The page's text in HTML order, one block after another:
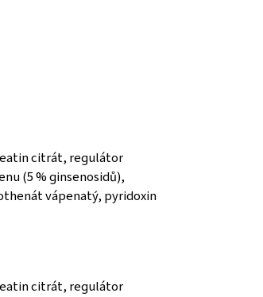
citrát, regulátor
(5 % ginsenosidů),
vápenatý, pyridoxin
citrát, regulátor